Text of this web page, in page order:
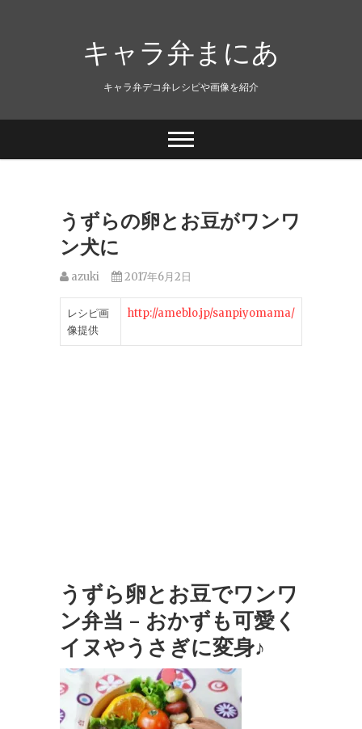
キャラ弁まにあ
キャラ弁デコ弁レシピや画像を紹介
うずらの卵とお豆がワンワ
ン犬に
azuki 2017年6月2日
レシピ画
像提供
http://ameblo.jp/sanpiyomama/
うずら卵とお豆でワンワ
ン弁当 – おかずも可愛く
イヌやうさぎに変身♪